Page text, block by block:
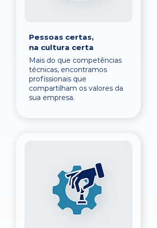
Pessoas certas,
na cultura certa
Mais do que competências
técnicas, encontramos
profissionais que
compartilham os valores da
sua empresa.